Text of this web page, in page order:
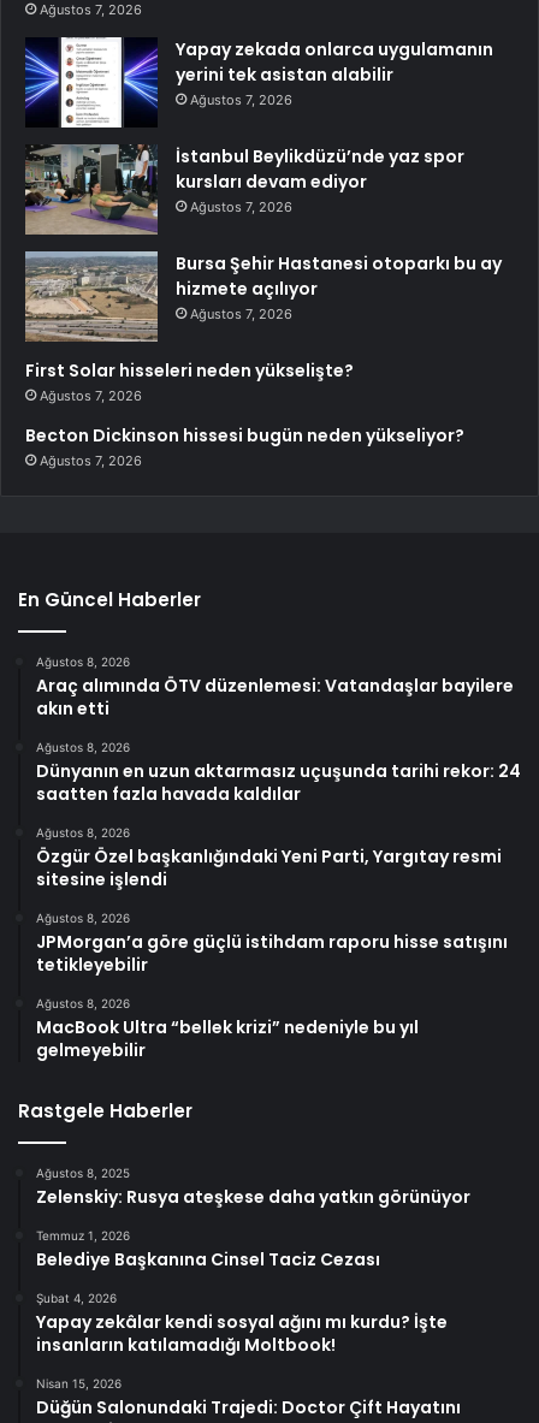
Ağustos 7, 2026
Yapay zekada onlarca uygulamanın
yerini tek asistan alabilir
Ağustos 7, 2026
İstanbul Beylikdüzü’nde yaz spor
kursları devam ediyor
Ağustos 7, 2026
Bursa Şehir Hastanesi otoparkı bu ay
hizmete açılıyor
Ağustos 7, 2026
First Solar hisseleri neden yükselişte?
Ağustos 7, 2026
Becton Dickinson hissesi bugün neden yükseliyor?
Ağustos 7, 2026
En Güncel Haberler
Ağustos 8, 2026
Araç alımında ÖTV düzenlemesi: Vatandaşlar bayilere
akın etti
Ağustos 8, 2026
Dünyanın en uzun aktarmasız uçuşunda tarihi rekor: 24
saatten fazla havada kaldılar
Ağustos 8, 2026
Özgür Özel başkanlığındaki Yeni Parti, Yargıtay resmi
sitesine işlendi
Ağustos 8, 2026
JPMorgan’a göre güçlü istihdam raporu hisse satışını
tetikleyebilir
Ağustos 8, 2026
MacBook Ultra “bellek krizi” nedeniyle bu yıl
gelmeyebilir
Rastgele Haberler
Ağustos 8, 2025
Zelenskiy: Rusya ateşkese daha yatkın görünüyor
Temmuz 1, 2026
Belediye Başkanına Cinsel Taciz Cezası
Şubat 4, 2026
Yapay zekâlar kendi sosyal ağını mı kurdu? İşte
insanların katılamadığı Moltbook!
Nisan 15, 2026
Düğün Salonundaki Trajedi: Doctor Çift Hayatını